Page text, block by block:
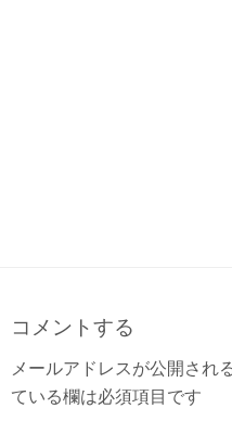
コメントする
メールアドレスが公開され
ている欄は必須項目です